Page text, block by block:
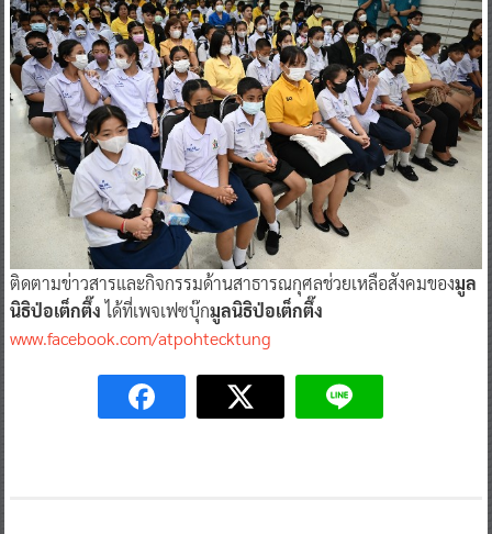
ติดตามข่าวสารและกิจกรรมด้านสาธารณกุศลช่วยเหลือสังคมของมูล
นิธิป่อเต็กตึ๊งได้ที่เพจเฟซบุ๊กมูลนิธิป่อเต็กตึ๊ง
www.facebook.com/atpohtecktung